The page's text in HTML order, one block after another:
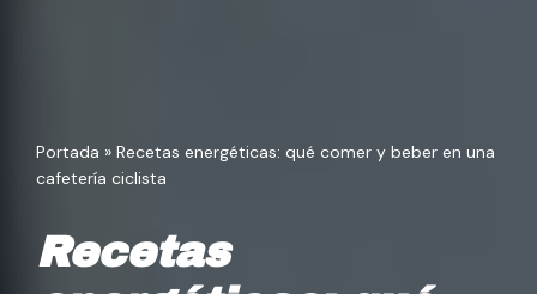
Portada » Recetas energéticas: qué comer y beber en una
cafetería ciclista
Recetas